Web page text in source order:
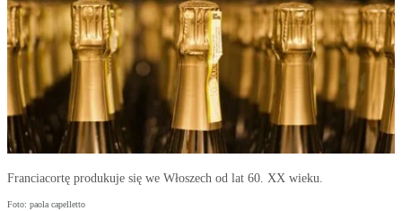
Franciacortę produkuje się we Włoszech od lat 60. XX wieku.
Foto: paola capelletto